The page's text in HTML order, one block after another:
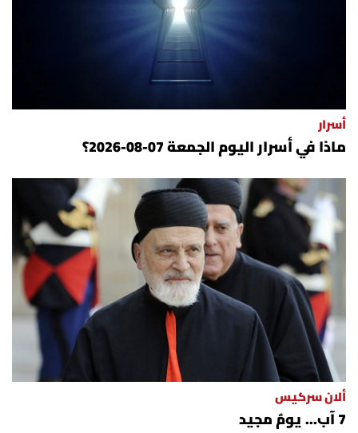
أسرار
ماذا في أسرار اليوم الجمعة 07-08-2026؟
ألان سركيس
7 آب... يومٌ مجيد